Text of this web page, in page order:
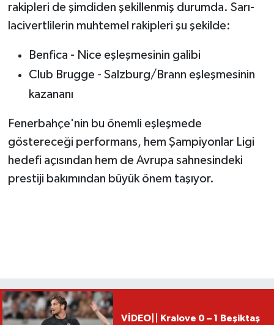
rakipleri de şimdiden şekillenmiş durumda. Sarı-
lacivertlilerin muhtemel rakipleri şu şekilde:
Benfica - Nice eşleşmesinin galibi
Club Brugge - Salzburg/Brann eşleşmesinin
kazananı
Fenerbahçe'nin bu önemli eşleşmede
göstereceği performans, hem Şampiyonlar Ligi
hedefi açısından hem de Avrupa sahnesindeki
prestiji bakımından büyük önem taşıyor.
VİDEO|| Kralove 0 – 1 Beşiktaş